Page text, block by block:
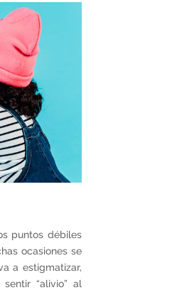
puntos débiles
ocasiones se
a estigmatizar,
“alivio” al